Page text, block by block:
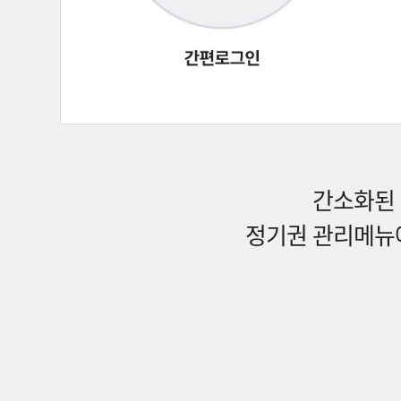
간소화
정기권 관리메